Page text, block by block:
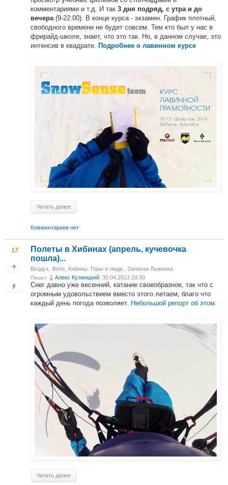
комментариями и т.д. И так 3 дня подряд, с утра и до
вечера(9-22:00). В конце курса - экзамен. График плотный,
свободного времени не будет совсем. Тем кто был у нас в
фрирайд-школе, знает, что это так. Но, в данном случае, это
интенсив в квадрате. Подробнее о лавинном курсе
Читать далее
Комментариев нет
17
Полеты в Хибинах (апрель, кучевочка
пошла)...
Воздух Фото Хибины. Горы и люди. Записки Лыжника
Пишет Алекс Кузмицкий , 30.04.2013 20:30
Снег давно уже весенний, катание своеобразное, так что с
огромным удовольствием вместо этого летаем, благо что
каждый день погода позволяет. Небольшой репорт об этом.
Читать далее